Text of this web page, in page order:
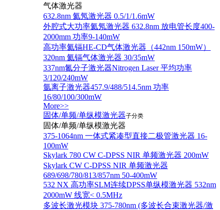
气体激光器
632.8nm 氦氖激光器 0.5/1/1.6mW
外腔式大功率氦氖激光器 632.8nm 放电管长度400-
2000mm 功率9-140mW
高功率氦镉HE-CD气体激光器（442nm 150mW）
320nm 氦镉气体激光器 30/35mW
337nm氮分子激光器Nitrogen Laser 平均功率
3/120/240mW
氩离子激光器457.9/488/514.5nm 功率
16/80/100/300mW
More>>
固体/单频/单纵模激光器子分类
固体/单频/单纵模激光器
375-1064nm 一体式紧凑型直接二极管激光器 16-
100mW
Skylark 780 CW C-DPSS NIR 单频激光器 200mW
Skylark CW C-DPSS NIR 单频激光器
689/698/780/813/857nm 50-400mW
532 NX 高功率SLM连续DPSS单纵模激光器 532nm
2000mW 线宽< 0.5MHz
多波长激光模块 375-780nm (多波长合束激光器/激